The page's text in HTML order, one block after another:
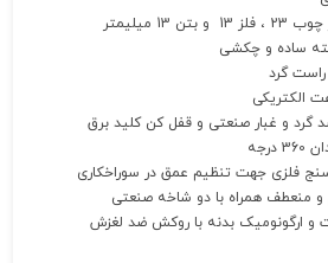
میلیمتر
ساده و چکشی
گرد
الکتریکی
گرد و غبار صنعتی و قفل کن کلید برق
فلزی جهت تنظیم عمق در سوراخکاری
و منعطف همراه با دو شاخه صنعتی
و ارگونومیک بدنه با روکش ضد لغزش